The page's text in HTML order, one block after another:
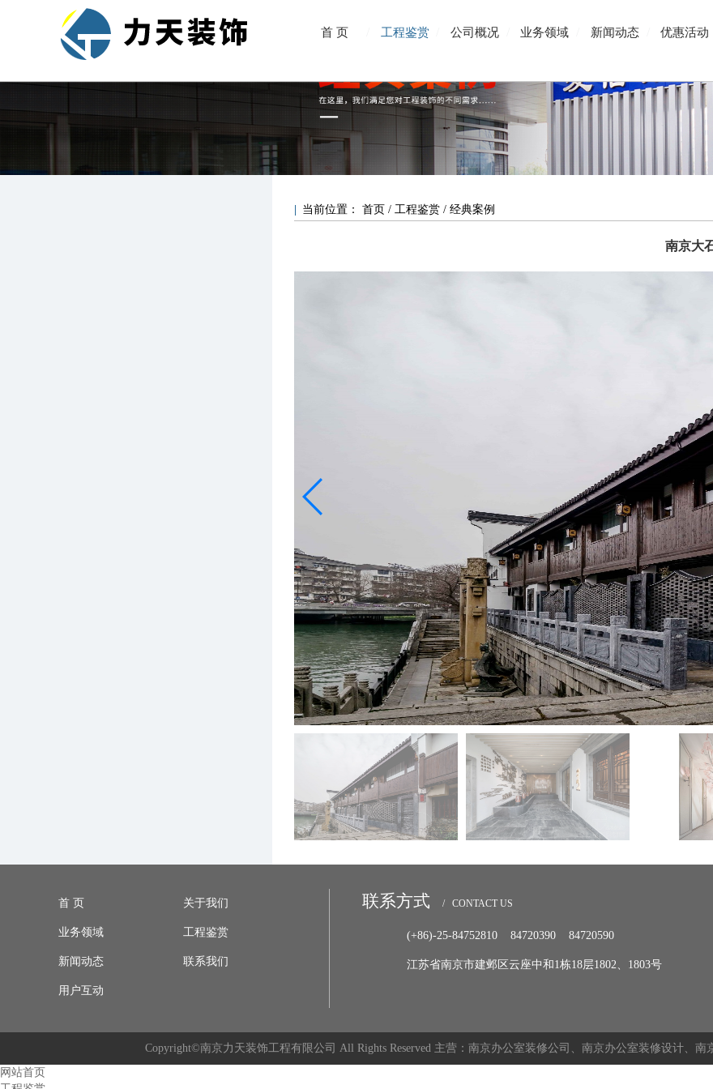
首 页 工程鉴赏 公司概况 业务领域 新闻动态 优惠活动
当前位置： 首页 / 工程鉴赏/ 经典案例
南京大
首 页 关于我们
业务领域 工程鉴赏
新闻动态 联系我们
用户互动
联系方式 / CONTACT US
(+86)-25-84752810 84720390 84720590
江苏省南京市建邺区云座中和1栋18层1802、1803号
Copyright©南京力天装饰工程有限公司 All Rights Reserved 主营：南京办公室装修公司、南京办公室装修设计、
网站首页